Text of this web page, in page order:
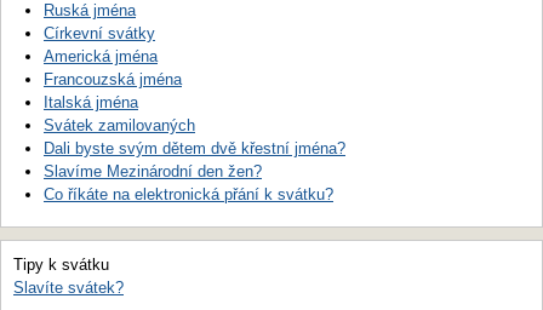
Ruská jména
Církevní svátky
Americká jména
Francouzská jména
Italská jména
Svátek zamilovaných
Dali byste svým dětem dvě křestní jména?
Slavíme Mezinárodní den žen?
Co říkáte na elektronická přání k svátku?
Tipy k svátku
Slavíte svátek?